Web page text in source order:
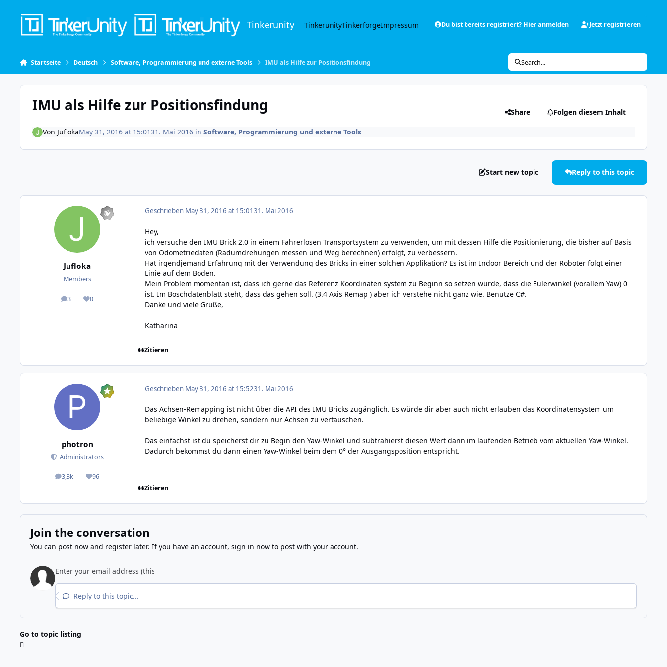
Tinkerunity TinkerunityTinkerforgeImpressum Du bist bereits registriert? Hier anmelden Jetzt registrieren
Startseite Deutsch Software, Programmierung und externe Tools IMU als Hilfe zur Positionsfindung Search...
IMU als Hilfe zur Positionsfindung Share Folgen diesem Inhalt
Von JuflokaMay 31, 2016 at 15:0131. Mai 2016in Software, Programmierung und externe Tools
Start new topic Reply to this topic
Jufloka
Members
3
posts 0
Reputation
Geschrieben May 31, 2016 at 15:0131. Mai 2016
Hey,
ich versuche den IMU Brick 2.0 in einem Fahrerlosen Transportsystem zu verwenden, um mit dessen Hilfe die Positionierung, die bisher auf Basis
von Odometriedaten (Radumdrehungen messen und Weg berechnen) erfolgt, zu verbessern.
Hat irgendjemand Erfahrung mit der Verwendung des Bricks in einer solchen Applikation? Es ist im Indoor Bereich und der Roboter folgt einer
Linie auf dem Boden.
Mein Problem momentan ist, dass ich gerne das Referenz Koordinaten system zu Beginn so setzen würde, dass die Eulerwinkel (vorallem Yaw) 0
ist. Im Boschdatenblatt steht, dass das gehen soll. (3.4 Axis Remap ) aber ich verstehe nicht ganz wie. Benutze C#.
Danke und viele Grüße,
Katharina
Zitieren
photron
Administrators
3,3k
posts 96
Reputation
Geschrieben May 31, 2016 at 15:5231. Mai 2016
Das Achsen-Remapping ist nicht über die API des IMU Bricks zugänglich. Es würde dir aber auch nicht erlauben das Koordinatensystem um
beliebige Winkel zu drehen, sondern nur Achsen zu vertauschen.
Das einfachst ist du speicherst dir zu Begin den Yaw-Winkel und subtrahierst diesen Wert dann im laufenden Betrieb vom aktuellen Yaw-Winkel.
Dadurch bekommst du dann einen Yaw-Winkel beim dem 0° der Ausgangsposition entspricht.
Zitieren
Join the conversation
You can post now and register later. If you have an account, sign in nowto post with your account.
Reply to this topic...
Go to topic listing